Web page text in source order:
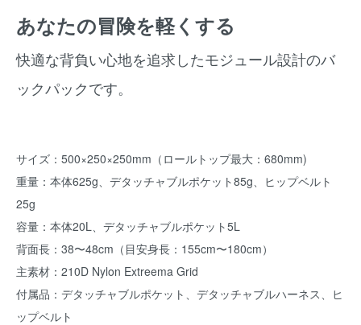
あなたの冒険を軽くする
快適な背負い心地を追求したモジュール設計のバ
ックパックです。
サイズ：500×250×250mm（ロールトップ最大：680mm)
重量：本体625g、デタッチャブルポケット85g、ヒップベルト
25g
容量：本体20L、デタッチャブルポケット5L
背面長：38〜48cm（目安身長：155cm〜180cm）
主素材：210D Nylon Extreema Grid
付属品：デタッチャブルポケット、デタッチャブルハーネス、ヒ
ップベルト